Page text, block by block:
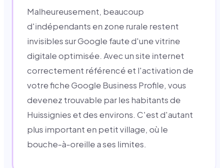
Malheureusement, beaucoup
d'indépendants en zone rurale restent
invisibles sur Google faute d'une vitrine
digitale optimisée. Avec un site internet
correctement référencé et l'activation de
votre fiche Google Business Profile, vous
devenez trouvable par les habitants de
Huissignies et des environs. C'est d'autant
plus important en petit village, où le
bouche-à-oreille a ses limites.